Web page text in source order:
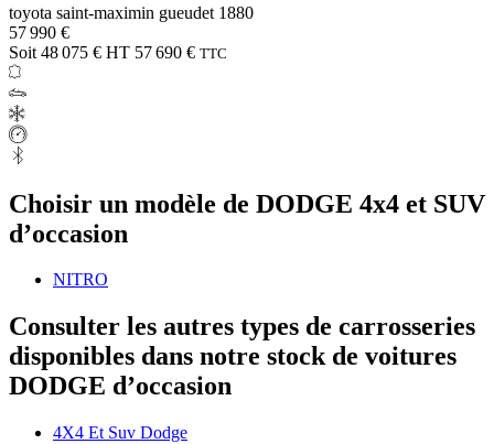
toyota saint-maximin gueudet 1880
57 990 €
Soit 48 075 € HT 57 690 € TTC
Choisir un modèle de DODGE 4x4 et SUV
d’occasion
NITRO
Consulter les autres types de carrosseries
disponibles dans notre stock de voitures
DODGE d’occasion
4X4 Et Suv Dodge